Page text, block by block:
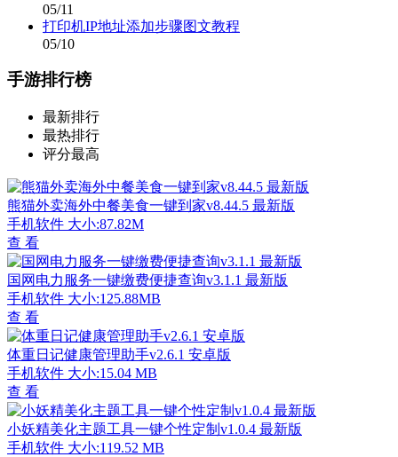
05/11
打印机IP地址添加步骤图文教程
05/10
手游排行榜
最新排行
最热排行
评分最高
熊猫外卖海外中餐美食一键到家v8.44.5 最新版
手机软件 大小:87.82M
查 看
国网电力服务一键缴费便捷查询v3.1.1 最新版
手机软件 大小:125.88MB
查 看
体重日记健康管理助手v2.6.1 安卓版
手机软件 大小:15.04 MB
查 看
小妖精美化主题工具一键个性定制v1.0.4 最新版
手机软件 大小:119.52 MB